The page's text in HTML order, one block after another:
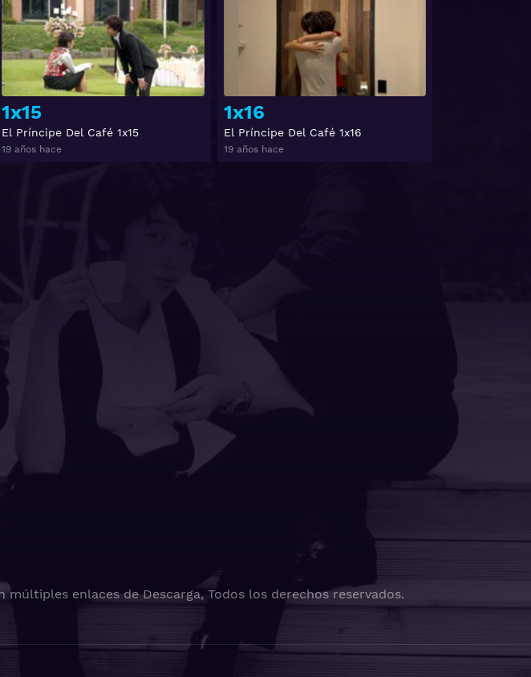
1x15
El Príncipe Del Café 1x15
19 años hace
1x16
El Príncipe Del Café 1x16
19 años hace
enlaces de Descarga, Todos los derechos reservados.